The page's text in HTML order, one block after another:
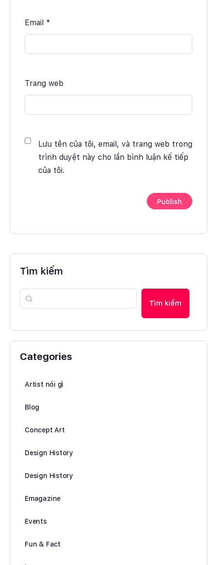
Email *
Trang web
Lưu tên của tôi, email, và trang web trong
trình duyệt này cho lần bình luận kế tiếp
của tôi.
Tìm kiếm
Tìm kiếm
Categories
Artist nói gì
Blog
Concept Art
Design History
Design History
Emagazine
Events
Fun & Fact